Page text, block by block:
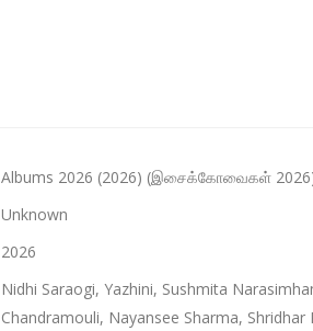
Albums 2026 (2026) (இசைக்கோவைகள்
Unknown
2026
Nidhi Saraogi, Yazhini, Sushmita
Chandramouli, Nayansee Sharma, Shridhar